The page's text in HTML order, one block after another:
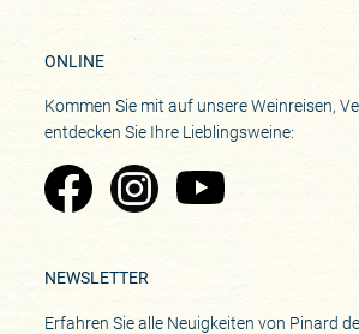
ONLINE
Kommen Sie mit auf unsere Weinreisen,
entdecken Sie Ihre Lieblingsweine:
Zu Pinard's Facebook-Seite
Zu Pinard's Instagram-Seite
Zu Pinard's
NEWSLETTER
Erfahren Sie alle Neuigkeiten von Pinard